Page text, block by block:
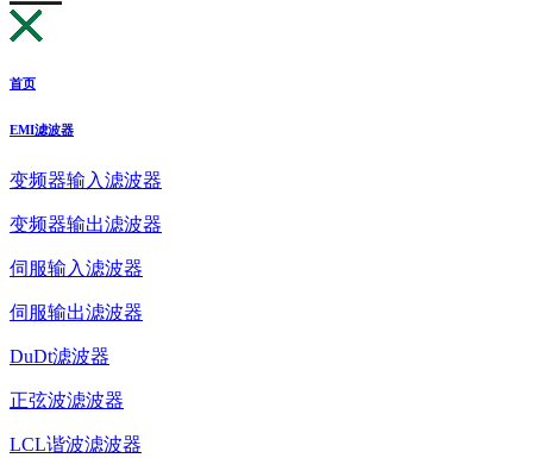
首页
EMI滤波器
变频器输入滤波器
变频器输出滤波器
伺服输入滤波器
伺服输出滤波器
DuDt滤波器
正弦波滤波器
LCL谐波滤波器